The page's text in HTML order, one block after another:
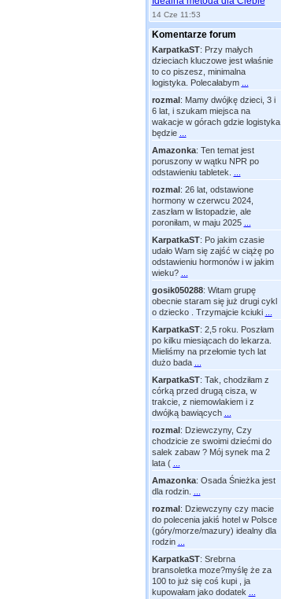
14 Cze 11:53
Komentarze forum
KarpatkaST: Przy małych
dzieciach kluczowe jest właśnie
to co piszesz, minimalna
logistyka. Polecałabym
rozmal: Mamy dwójkę dzieci, 3 i
6 lat, i szukam miejsca na
wakacje w górach gdzie logistyka
będzie
Amazonka: Ten temat jest
poruszony w wątku NPR po
odstawieniu tabletek.
rozmal: 26 lat, odstawione
hormony w czerwcu 2024,
zaszłam w listopadzie, ale
poroniłam, w maju 2025
KarpatkaST: Po jakim czasie
udało Wam się zajść w ciążę po
odstawieniu hormonów i w jakim
wieku?
gosik050288: Witam grupę
obecnie staram się już drugi cykl
o dziecko . Trzymajcie kciuki
KarpatkaST: 2,5 roku. Poszłam
po kilku miesiącach do lekarza.
Mieliśmy na przełomie tych lat
dużo bada
KarpatkaST: Tak, chodziłam z
córką przed drugą cisza, w
trakcie, z niemowlakiem i z
dwójką bawiących
rozmal: Dziewczyny, Czy
chodzicie ze swoimi dziećmi do
salek zabaw ? Mój synek ma 2
lata (
Amazonka: Osada Śnieżka jest
dla rodzin.
rozmal: Dziewczyny czy macie
do polecenia jakiś hotel w Polsce
(góry/morze/mazury) idealny dla
rodzin
KarpatkaST: Srebrna
bransoletka moze?myślę że za
100 to już się coś kupi , ja
kupowałam jako dodatek